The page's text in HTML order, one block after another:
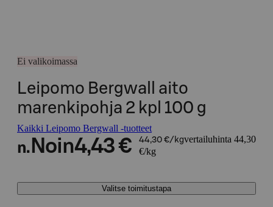
Ei valikoimassa
Leipomo Bergwall aito
marenkipohja 2 kpl 100 g
Kaikki Leipomo Bergwall -tuotteet
n. Noin4,43 € 44,30 €/kgvertailuhinta 44,30
€/kg
Valitse toimitustapa